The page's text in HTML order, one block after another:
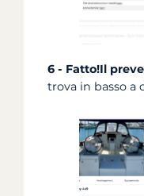
6 - Fatto!Il
trova in basso a